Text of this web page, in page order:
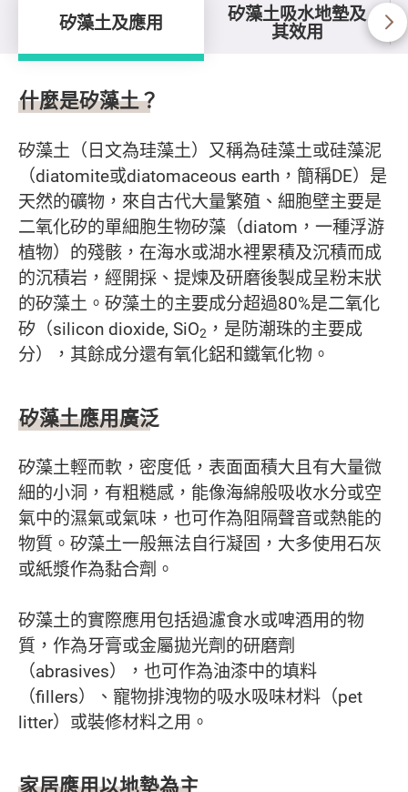
矽藻土及應用 矽藻土吸水地墊及
其效用
矽藻土及應用
什麼是矽藻土？
矽藻土（日文為珪藻土）又稱為硅藻土或硅藻泥
（diatomite或diatomaceous earth，簡稱DE）是
天然的礦物，來自古代大量繁殖、細胞壁主要是
二氧化矽的單細胞生物矽藻（diatom，一種浮游
植物）的殘骸，在海水或湖水裡累積及沉積而成
的沉積岩，經開採、提煉及研磨後製成呈粉末狀
的矽藻土。矽藻土的主要成分超過80%是二氧化
矽（silicon dioxide, SiO2 ，是防潮珠的主要成
分），其餘成分還有氧化鋁和鐵氧化物。
矽藻土應用廣泛
矽藻土輕而軟，密度低，表面面積大且有大量微
細的小洞，有粗糙感，能像海綿般吸收水分或空
氣中的濕氣或氣味，也可作為阻隔聲音或熱能的
物質。矽藻土一般無法自行凝固，大多使用石灰
或紙漿作為黏合劑。
矽藻土的實際應用包括過濾食水或啤酒用的物
質，作為牙膏或金屬拋光劑的研磨劑
（abrasives），也可作為油漆中的填料
（fillers）、寵物排洩物的吸水吸味材料（pet
litter）或裝修材料之用。
家居應用以地墊為主